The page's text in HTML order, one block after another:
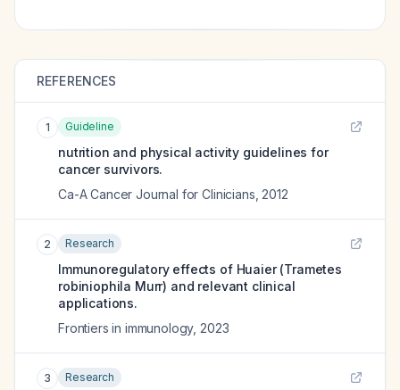
REFERENCES
1 Guideline
nutrition and physical activity guidelines for
cancer survivors.
Ca-A Cancer Journal for Clinicians 2012
2 Research
Immunoregulatory effects of Huaier (Trametes
robiniophila Murr) and relevant clinical
applications.
Frontiers in immunology, 2023
3 Research